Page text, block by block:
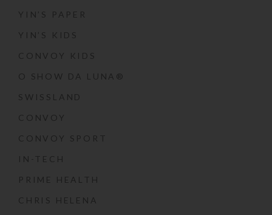
YIN’S PAPER
YIN’S KIDS
CONVOY KIDS
O SHOW DA LUNA®
SWISSLAND
CONVOY
CONVOY SPORT
IN-TECH
PRIME HEALTH
CHRIS HELENA